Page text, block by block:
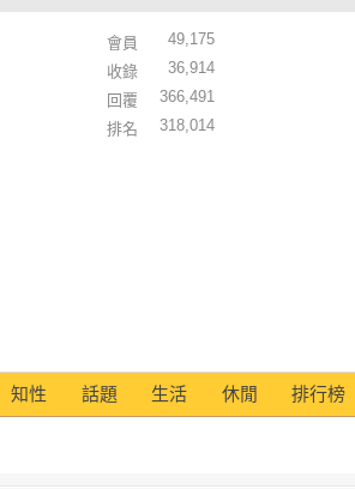
會員
49,175
收錄
36,914
回覆
366,491
排名
318,014
知性 話題 生活 休閒 排行榜